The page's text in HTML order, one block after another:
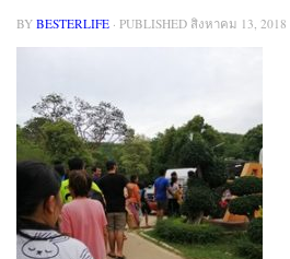
BY BESTERLIFE · PUBLISHED สิงหาคม 13, 2018